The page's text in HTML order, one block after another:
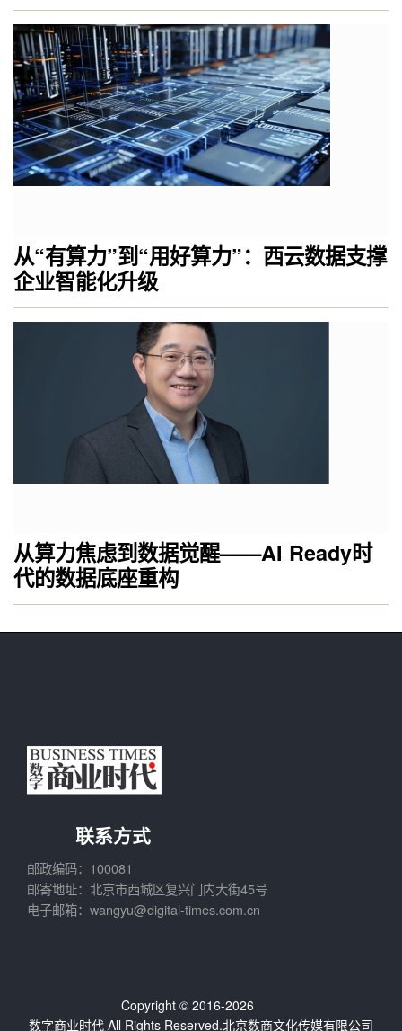
从“有算力”到“用好算力”：西云数据支撑
企业智能化升级
从算力焦虑到数据觉醒——AI Ready时
代的数据底座重构
联系方式
邮政编码：100081
邮寄地址：北京市西城区复兴门内大街45号
电子邮箱：wangyu@digital-times.com.cn
Copyright © 2016-2026
数字商业时代 All Rights Reserved.北京数商文化传媒有限公司